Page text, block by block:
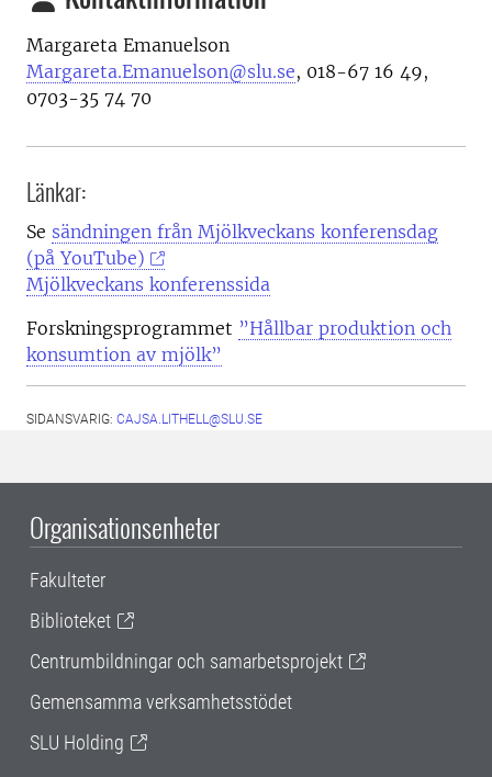
Margareta Emanuelson
Margareta.Emanuelson@slu.se, 018-67 16 49,
0703-35 74 70
Länkar:
Se sändningen från Mjölkveckans konferensdag
(på YouTube)
Mjölkveckans konferenssida
Forskningsprogrammet ”Hållbar produktion och
konsumtion av mjölk”
SIDANSVARIG: CAJSA.LITHELL@SLU.SE
Organisationsenheter
Fakulteter
Biblioteket
Centrumbildningar och samarbetsprojekt
Gemensamma verksamhetsstödet
SLU Holding